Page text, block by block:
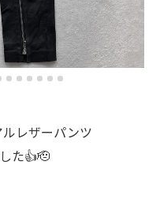
ルレザーパンツ
た👍🫡